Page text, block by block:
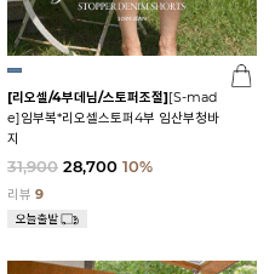
[리오셀/4부데님/스토퍼조절][S-mad
e]임부복*리오셀스토퍼4부 임산부청바
지
31,900 28,700 10%
리뷰 9